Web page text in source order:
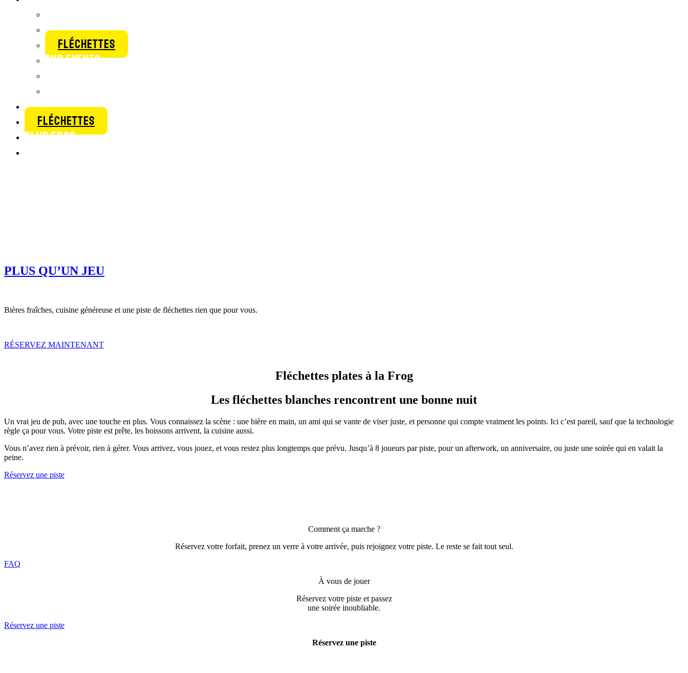
BIG SCREEN SPORTS
FLÉCHETTES
PUB EVENTS
GROUPES & ÉVÉNEMENTS
FLÉCHETTES
CLUB FROG
PLUS QU’UN JEU
Bières fraîches, cuisine généreuse et une piste de fléchettes rien que pour vous.
RÉSERVEZ MAINTENANT
Fléchettes plates à la Frog
Les fléchettes blanches rencontrent une bonne nuit
Un vrai jeu de pub, avec une touche en plus. Vous connaissez la scène : une bière en main, un ami qui se vante de viser juste, et personne qui compte vraiment les points. Ici c’est pareil, sauf que la technologie
règle ça pour vous. Votre piste est prête, les boissons arrivent, la cuisine aussi.
Vous n’avez rien à prévoir, rien à gérer. Vous arrivez, vous jouez, et vous restez plus longtemps que prévu. Jusqu’à 8 joueurs par piste, pour un afterwork, un anniversaire, ou juste une soirée qui en valait la
peine.
Réservez une piste
Comment ça marche ?
Réservez votre forfait, prenez un verre à votre arrivée, puis rejoignez votre piste. Le reste se fait tout seul.
FAQ
À vous de jouer
Réservez votre piste et passez
une soirée inoubliable.
Réservez une piste
Réservez une piste